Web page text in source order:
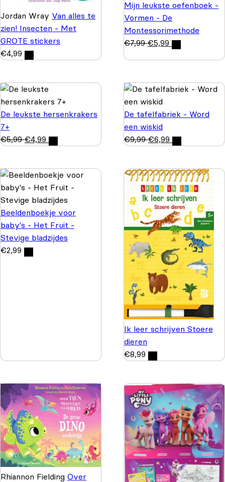
Jordan Wray Van alles te
zien! Insecten - Met
GROTE stickers
€4,99
Mijn leukste oefenboek -
Vormen - De
Montessorimethode
€7,99 €5,99
De leukste hersenkrakers
7+
€5,99 €4,99
De tafelfabriek - Word
een wiskid
€9,99 €6,99
Beeldenboekje voor
baby's - Het Fruit -
Stevige bladzijdes
€2,99
Ik leer schrijven Stoere
dieren
€8,99
Rhiannon Fielding Over